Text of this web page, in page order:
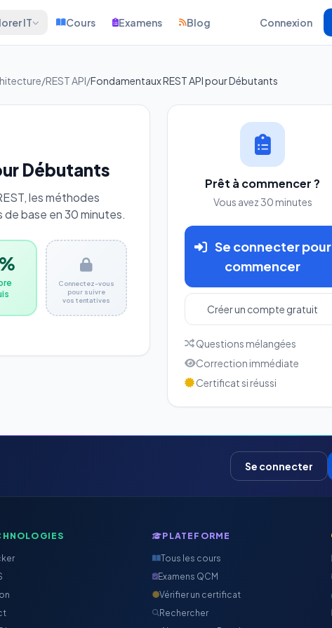
IT Cours Examens Blog Connexion
/REST API/Fondamentaux REST API pour Débutants
Débutants
les méthodes
base en 30 minutes.
Connectez-vous
pour suivre
vos tentatives
Prêt à commencer ?
Vous avez 30 minutes
Se connecter pour
commencer
Créer un compte gratuit
Questions mélangées
Correction immédiate
Certificat si réussi
Se connecter
PLATEFORME
Tous les cours
Examens QCM
Vérifier un certificat
Rechercher